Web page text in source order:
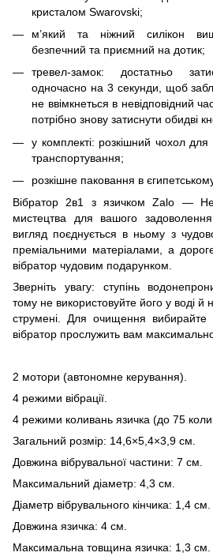
кристалом Swarovski;
м’який та ніжний силікон
безпечний та приємний на дотик;
тревел-замок: достатньо
одночасно на 3 секунди, щоб
не ввімкнеться в невідповідний
потрібно знову затиснути обидві
у комплекті: розкішний чохол для
транспортування;
розкішне паковання в єгипетському
Вібратор 2в1 з язичком Zalo —
мистецтва для вашого
вигляд поєднується в ньому з
преміальними матеріалами, а
вібратор чудовим подарунком.
Зверніть увагу: ступінь
тому не використовуйте його у воді й
струмені. Для очищення вибирайте
вібратор прослужить вам
2 мотори (автономне керування).
4 режими вібрації.
4 режими коливань язичка (до 75
Загальний розмір: 14,6×5,4×3,9 см.
Довжина вібрувальної частини: 7 см.
Максимальний діаметр: 4,3 см.
Діаметр вібрувального кінчика: 1,4 см.
Довжина язичка: 4 см.
Максимальна товщина язичка: 1,3 см.